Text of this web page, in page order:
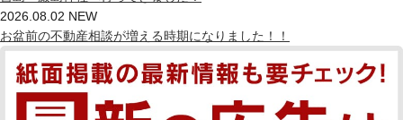
2026.08.02 NEW
お盆前の不動産相談が増える時期になりました！！